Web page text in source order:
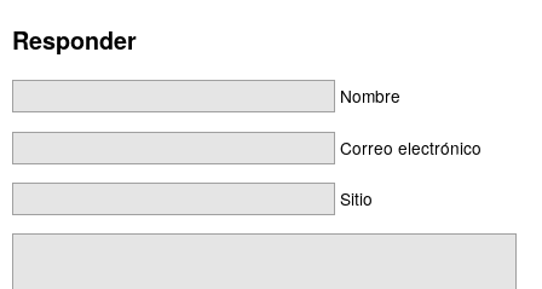
Responder
Nombre
Correo electrónico
Sitio